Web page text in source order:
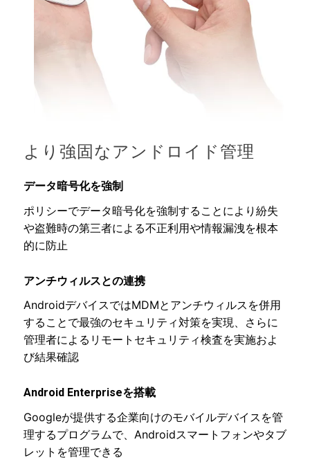
より強固なアンドロイド管理
データ暗号化を強制
ポリシーでデータ暗号化を強制することにより紛失
や盗難時の第三者による不正利用や情報漏洩を根本
的に防止
アンチウィルスとの連携
AndroidデバイスではMDMとアンチウィルスを併用
することで最強のセキュリティ対策を実現、さらに
管理者によるリモートセキュリティ検査を実施およ
び結果確認
Android Enterpriseを搭載
Googleが提供する企業向けのモバイルデバイスを管
理するプログラムで、Androidスマートフォンやタブ
レットを管理できる